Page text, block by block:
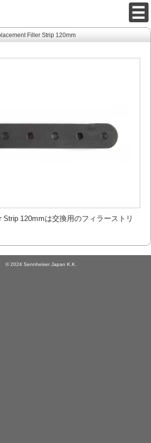
Filler Strip 120mm
Strip 120mmは交換用のフィラーストリ
© 2024 Sennheiser Japan K.K.